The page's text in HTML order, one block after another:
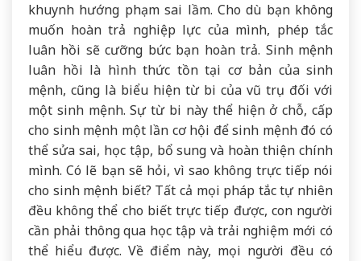
khuynh hướng phạm sai lầm. Cho dù bạn không
muốn hoàn trả nghiệp lực của mình, phép tắc
luân hồi sẽ cưỡng bức bạn hoàn trả. Sinh mệnh
luân hồi là hình thức tồn tại cơ bản của sinh
mệnh, cũng là biểu hiện từ bi của vũ trụ đối với
một sinh mệnh. Sự từ bi này thể hiện ở chỗ, cấp
cho sinh mệnh một lần cơ hội để sinh mệnh đó có
thể sửa sai, học tập, bổ sung và hoàn thiện chính
mình. Có lẽ bạn sẽ hỏi, vì sao không trực tiếp nói
cho sinh mệnh biết? Tất cả mọi pháp tắc tự nhiên
đều không thể cho biết trực tiếp được, con người
cần phải thông qua học tập và trải nghiệm mới có
thể hiểu được. Về điểm này, mọi người đều có